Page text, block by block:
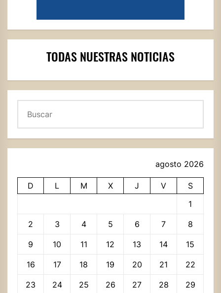
TODAS NUESTRAS NOTICIAS
agosto 2026
D L M X J V
S
1
2 3 4 5 6 7 8
9 10 11 12 13 14 15
16 17 18 19 20 21 22
23 24 25 26 27 28 29